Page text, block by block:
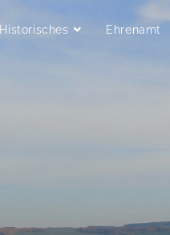
Historisches Ehrenamt